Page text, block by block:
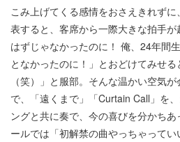
こみ上げてくる感情をおさえきれず
表すると、客席から一際大きな拍手
はずじゃなかったのに！ 俺、24年間
となかったのに！」とおどけてみせ
（笑）」と服部。そんな温かい空気
で、「遠くまで」「Curtain Call」を
ングと共に奏で、今の喜びを分かち
ールでは「初解禁の曲やっちゃって